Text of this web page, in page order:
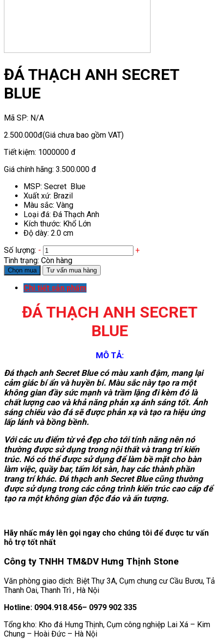
ĐÁ THẠCH ANH SECRET
BLUE
Mã SP: N/A
2.500.000đ(Giá chưa bao gồm VAT)
Tiết kiệm: 1000000 đ
Giá chính hãng: 3.500.000 đ
MSP: Secret Blue
Xuất xứ: Brazil
Màu sắc: Vàng
Loại đá: Đá Thạch Anh
Kích thước: Khổ Lớn
Độ dày: 2.0 cm
Số lượng: -
+
Tình trạng: Còn hàng
Chọn mua Tư vấn mua hàng
Chi tiết sản phẩm
ĐÁ THẠCH ANH SECRET
BLUE
MÔ TẢ:
Đá thạch anh Secret Blue có màu xanh đậm, mang lại
cảm giác bí ẩn và huyền bí. Màu sắc này tạo ra một
không gian đầy sức mạnh và trầm lặng đi kèm đó là
chất lượng cao và khả năng phản xạ ánh sáng tốt. Ánh
sáng chiếu vào đá sẽ được phản xạ và tạo ra hiệu ứng
lấp lánh và bồng bềnh.
Với các ưu điểm từ vẻ đẹp cho tới tính năng nên nó
thường được sử dụng trong nội thất và trang trí kiến
trúc. Nó có thể được sử dụng để làm bề mặt cho bàn
làm việc, quầy bar, tấm lót sàn, hay các thành phần
trang trí khác. Đá thạch anh Secret Blue cũng thường
được sử dụng trong các công trình kiến trúc cao cấp để
tạo ra một không gian độc đáo và ấn tượng.
Hãy nhấc máy lên gọi ngay cho chúng tôi để được tư vấn
hỗ trợ tốt nhất
Công ty TNHH TM&DV Hưng Thịnh Stone
Văn phòng giao dịch: Biệt Thự 3A, Cụm chung cư Cầu Bươu, Tả
Thanh Oai, Thanh Trì , Hà Nội
Hotline: 0904.918.456– 0979 902 335
Tổng kho: Kho đá Hưng Thịnh, Cụm công nghiệp Lai Xá – Kim
Chung – Hoài Đức – Hà Nội